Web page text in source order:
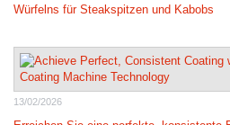
Würfelns für Steakspitzen und Kabobs
13/02/2026